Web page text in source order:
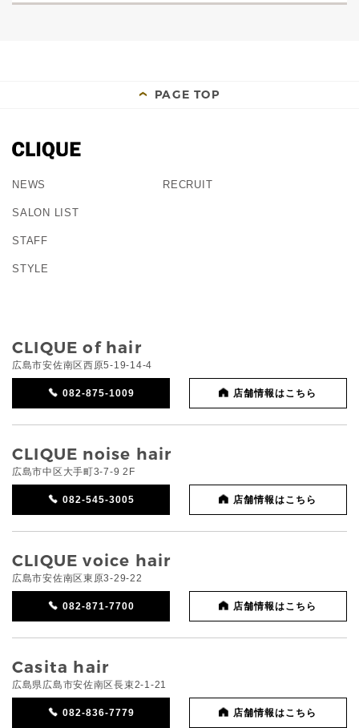
PAGE TOP
NEWS
SALON LIST
STAFF
STYLE
RECRUIT
CLIQUE of hair
広島市安佐南区西原5-19-14-4
082-875-1009 店舗情報はこちら
CLIQUE noise hair
広島市中区大手町3-7-9 2F
082-545-3005 店舗情報はこちら
CLIQUE voice hair
広島市安佐南区東原3-29-22
082-871-7700 店舗情報はこちら
Casita hair
広島県広島市安佐南区長束2-1-21
082-836-7779 店舗情報はこちら